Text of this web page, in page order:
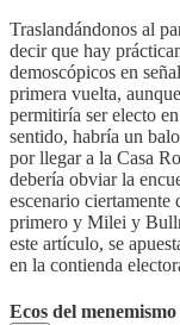
Traslandándonos al
decir que hay
demoscópicos en
primera vuelta,
permitiría ser electo
sentido, habría un
por llegar a la Casa
debería obviar la
escenario ciertamente
primero y Milei y
este artículo, se
en la contienda
Ecos del